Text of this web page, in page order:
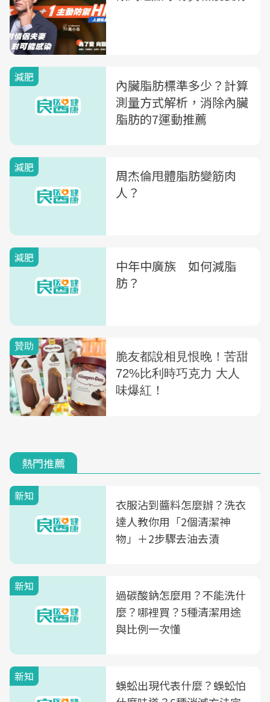
減肥
內臟脂肪標準多少？計算
測量方式解析，消除內臟
脂肪的7運動推薦
減肥
周杰倫甩體脂肪變筋肉
人？
減肥
中年中廣族 如何減脂
肪？
熱門推薦
新知
衣服沾到醬料怎麼辦？洗衣
達人教你用「2個清潔神
物」＋2步驟去油去漬
新知
過碳酸鈉怎麼用？不能洗什
麼？哪裡買？5種清潔用途
與比例一次懂
新知
蜈蚣出現代表什麼？蜈蚣怕